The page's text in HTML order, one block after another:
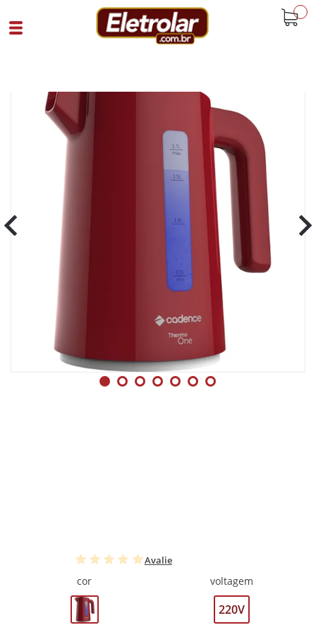
Home
Chaleira Elétrica Cadence Thermo One
220 Vermelho
SKU 106217|17|1
Avalie
cor voltagem
220V